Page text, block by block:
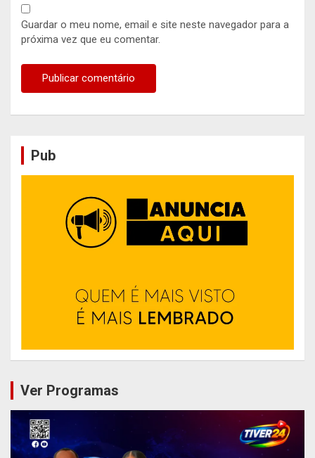
Guardar o meu nome, email e site neste navegador para a
próxima vez que eu comentar.
Pub
Ver Programas